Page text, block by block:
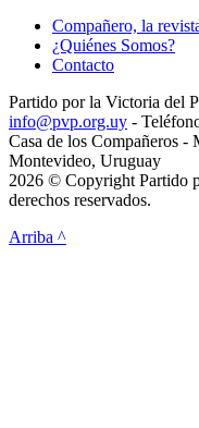
Compañero, la
¿Quiénes Somos?
Contacto
Partido por la Victoria del
info@pvp.org.uy -
Casa de los Compañeros -
Montevideo, Uruguay
2026 © Copyright Partido
derechos reservados.
Arriba ^